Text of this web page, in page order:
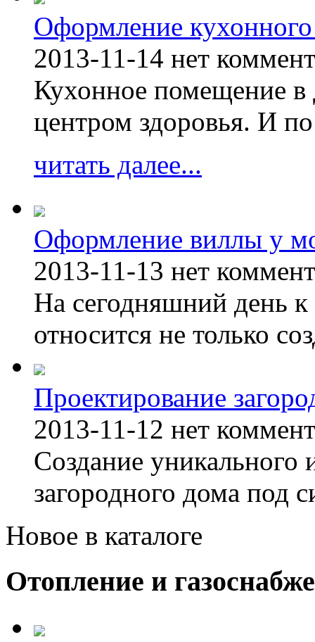
Оформление
2013-11-14 нет
Кухонное помещение в
центром здоровья. И
читать далее...
Оформление виллы у
2013-11-13 нет
На сегодняшний день к
относится не только
Проектирование
2013-11-12 нет
Создание уникального
загородного дома под
Новое в каталоге
Отопление и